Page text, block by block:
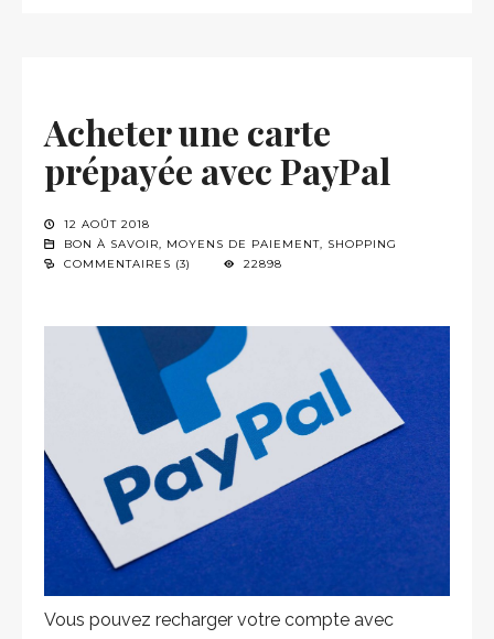
Acheter une carte
prépayée avec PayPal
12 AOÛT 2018
BON À SAVOIR, MOYENS DE PAIEMENT, SHOPPING
COMMENTAIRES (3)
22898
Vous pouvez recharger votre compte avec